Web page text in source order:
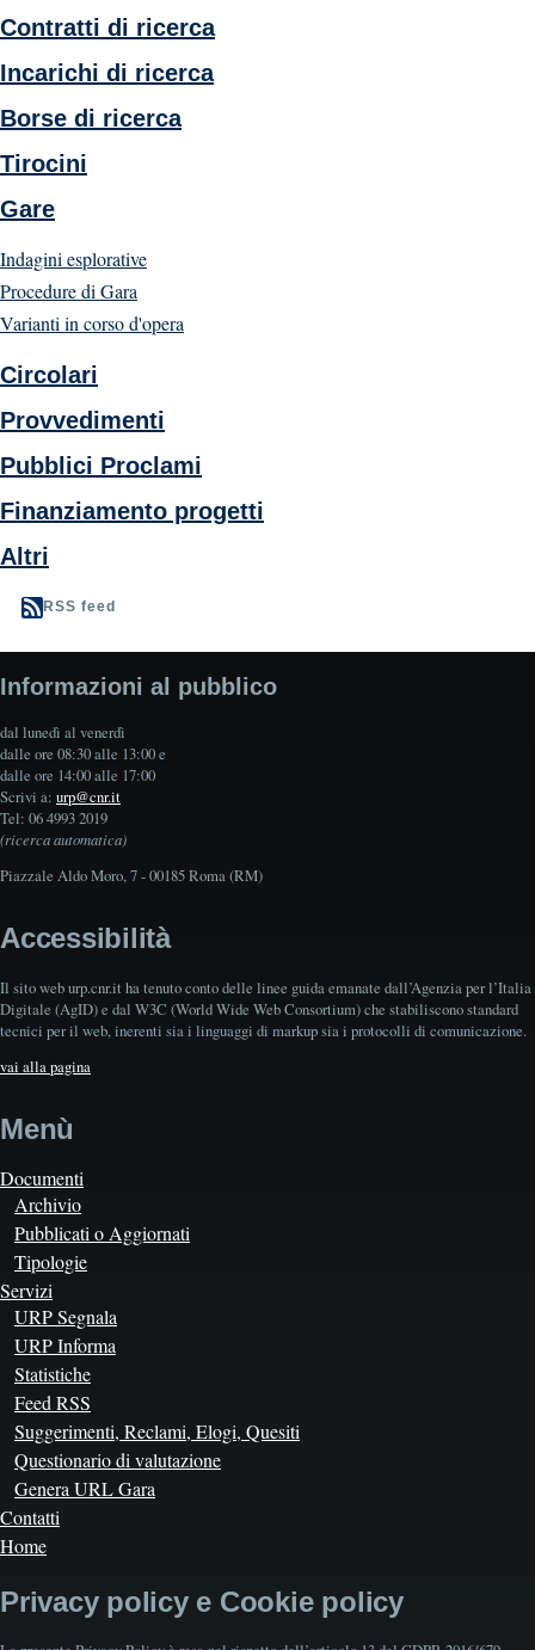
Contratti di ricerca
Incarichi di ricerca
Borse di ricerca
Tirocini
Gare
Indagini esplorative
Procedure di Gara
Varianti in corso d'opera
Circolari
Provvedimenti
Pubblici Proclami
Finanziamento progetti
Altri
RSS feed
Informazioni al pubblico
dal lunedì al venerdì
dalle ore 08:30 alle 13:00 e
dalle ore 14:00 alle 17:00
Scrivi a: urp@cnr.it
Tel: 06 4993 2019
(ricerca automatica)
Piazzale Aldo Moro, 7 - 00185 Roma (RM)
Accessibilità
Il sito web urp.cnr.it ha tenuto conto delle linee guida emanate dall’Agenzia per l’Italia
Digitale (AgID) e dal W3C (World Wide Web Consortium) che stabiliscono standard
tecnici per il web, inerenti sia i linguaggi di markup sia i protocolli di comunicazione.
vai alla pagina
Menù
Documenti
Archivio
Pubblicati o Aggiornati
Tipologie
Servizi
URP Segnala
URP Informa
Statistiche
Feed RSS
Suggerimenti, Reclami, Elogi, Quesiti
Questionario di valutazione
Genera URL Gara
Contatti
Home
Privacy policy e Cookie policy